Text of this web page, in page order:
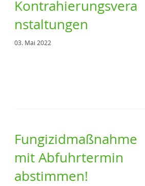
Kontrahierungsvera
nstaltungen
03. Mai 2022
Fungizidmaßnahme
mit Abfuhrtermin
abstimmen!